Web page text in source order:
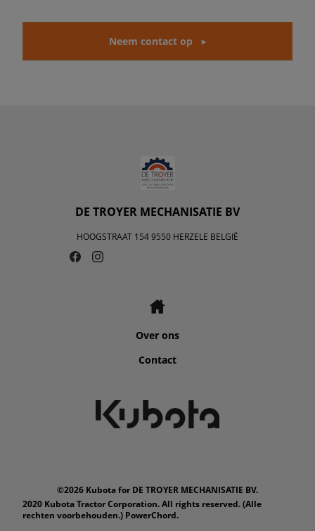
Neem contact op
DE TROYER MECHANISATIE BV
HOOGSTRAAT 154 9550 HERZELE BELGIË
Over ons
Contact
©2026 Kubota for DE TROYER MECHANISATIE BV.
2020 Kubota Tractor Corporation. All rights reserved. (Alle
rechten voorbehouden.) PowerChord.